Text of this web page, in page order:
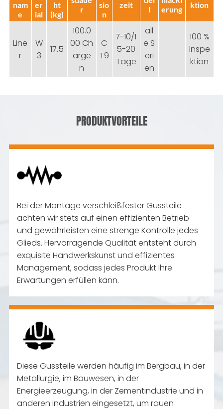
nam
e
er
ial
ht
(kg)
r
sio
n
zeit
l
erung
ktion
Line
r
W
3
17.5
100.0
00 Ch
arge
n
C
T9
7-10/1
5-20
Tage
all
e S
eri
en
100 %
Inspe
ktion
PRODUKTVORTEILE
Bei der Montage verschleißfester Gussteile
achten wir stets auf einen effizienten Betrieb
und gewährleisten eine strenge Kontrolle jedes
Glieds. Hervorragende Qualität entsteht durch
exquisite Handwerkskunst und effizientes
Management, sodass jedes Produkt Ihre
Erwartungen erfüllen kann.
Diese Gussteile werden häufig im Bergbau, in der
Metallurgie, im Bauwesen, in der
Energieerzeugung, in der Zementindustrie und in
anderen Industrien eingesetzt, um rauen